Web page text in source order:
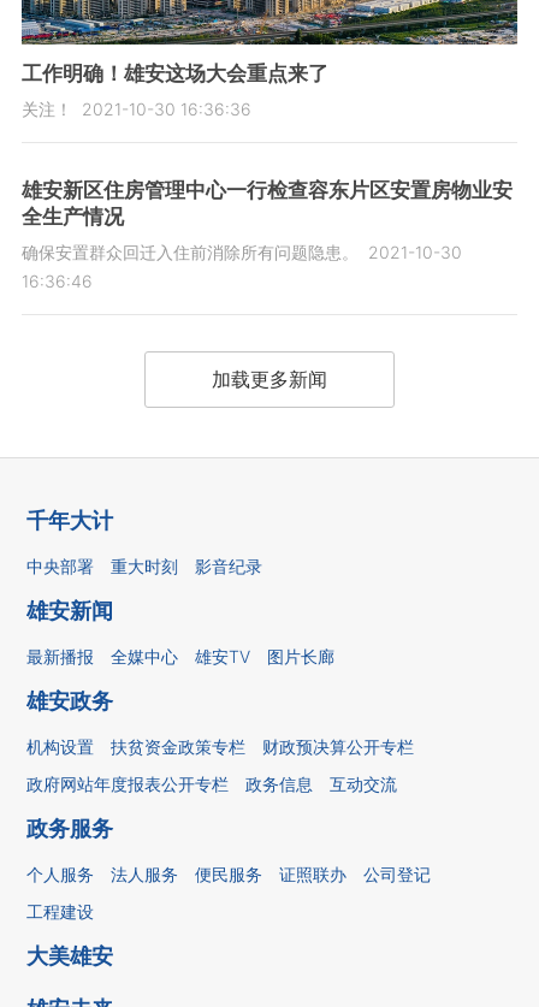
工作明确！雄安这场大会重点来了
关注！ 2021-10-30 16:36:36
雄安新区住房管理中心一行检查容东片区安置房物业安
全生产情况
确保安置群众回迁入住前消除所有问题隐患。
2021-10-30
16:36:46
加载更多新闻
千年大计
中央部署 重大时刻 影音纪录
雄安新闻
最新播报 全媒中心 雄安TV 图片长廊
雄安政务
机构设置 扶贫资金政策专栏
财政预决算公开专栏
政府网站年度报表公开专栏
政务信息 互动交流
政务服务
个人服务 法人服务 便民服务 证照联办
公司登记
工程建设
大美雄安